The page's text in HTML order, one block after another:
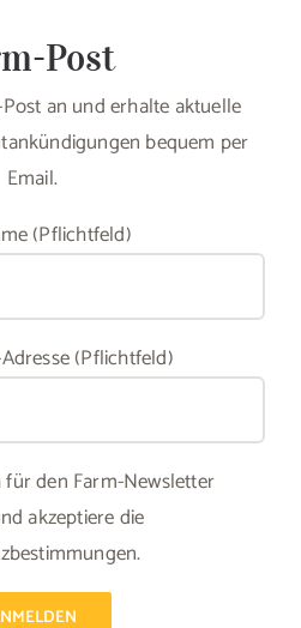
Post
an und erhalte aktuelle
bequem per
Email.
(Pflichtfeld)
(Pflichtfeld)
den Farm-Newsletter
akzeptiere die